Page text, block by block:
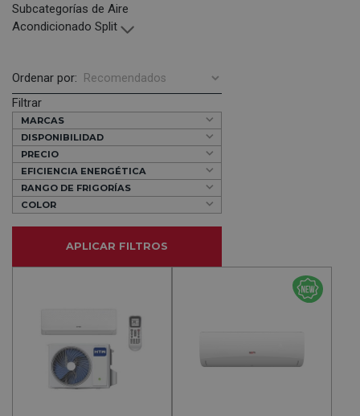
Subcategorías de Aire
Acondicionado Split
Ordenar por:
Filtrar
MARCAS
DISPONIBILIDAD
PRECIO
EFICIENCIA ENERGÉTICA
RANGO DE FRIGORÍAS
COLOR
APLICAR FILTROS